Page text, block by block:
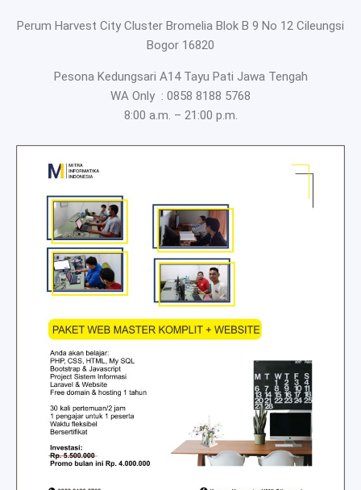
Perum Harvest City Cluster Bromelia Blok B 9 No 12 Cileungsi
Bogor 16820
Pesona Kedungsari A14 Tayu Pati Jawa Tengah
WA Only : 0858 8188 5768
8:00 a.m. – 21:00 p.m.